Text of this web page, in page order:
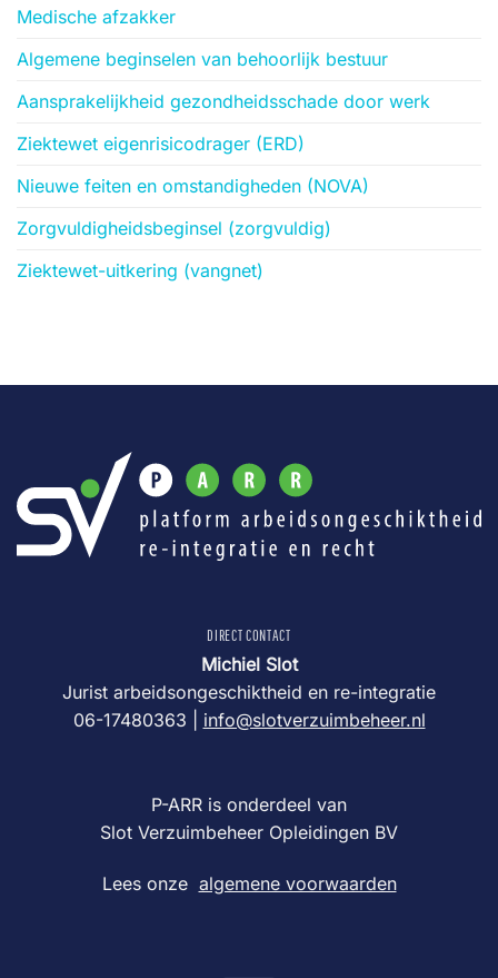
Medische afzakker
Algemene beginselen van behoorlijk bestuur
Aansprakelijkheid gezondheidsschade door werk
Ziektewet eigenrisicodrager (ERD)
Nieuwe feiten en omstandigheden (NOVA)
Zorgvuldigheidsbeginsel (zorgvuldig)
Ziektewet-uitkering (vangnet)
DIRECT CONTACT
Michiel Slot
Jurist arbeidsongeschiktheid en re-integratie
06-17480363 | info@slotverzuimbeheer.nl
P-ARR is onderdeel van
Slot Verzuimbeheer Opleidingen BV
Lees onze algemene voorwaarden